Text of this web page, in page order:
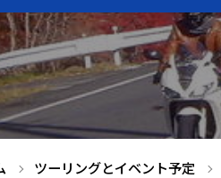
ツーリングとイベント予定